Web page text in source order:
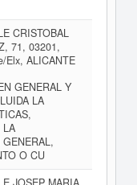
CRISTOBAL
71, 03201,
Elx, ALICANTE
GENERAL Y
LA
LA
O CU